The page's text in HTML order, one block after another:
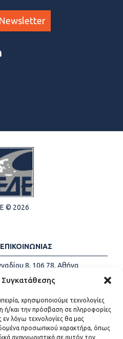
Συγκατάθεσης
χρησιμοποιούμε τεχνολογίες
ή/και την πρόσβαση σε πληροφορίες
λόγω τεχνολογίες θα μας
προσωπικού χαρακτήρα, όπως
αναγνωριστικά σε αυτόν τον
© 2026
8, 106 78, Αθήνα
+30 213-2147500
ΣΥΝΔΕΣΜΟΙ